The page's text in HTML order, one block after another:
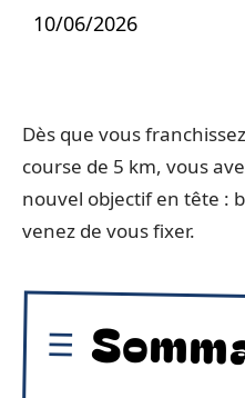
10/06/2026
Dès que vous
course de 5 km, vous
nouvel objectif en tête :
venez de vous fixer.